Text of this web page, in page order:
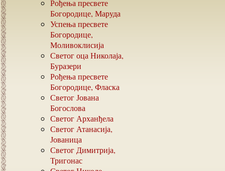
Рођења пресвете
Богородице, Маруда
Успења пресвете
Богородице,
Моливоклисија
Светог оца Николаја,
Буразери
Рођења пресвете
Богородице, Фласка
Светог Јована
Богослова
Светог Арханђела
Светог Атанасија,
Јованица
Светог Димитрија,
Тригонас